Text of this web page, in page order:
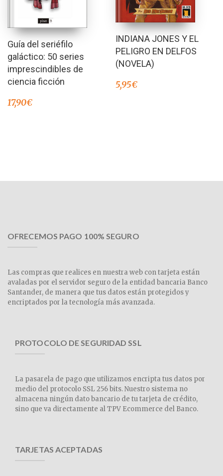
Guía del seriéfilo
galáctico: 50 series
imprescindibles de
ciencia ficción
17,90€
INDIANA JONES Y EL
PELIGRO EN DELFOS
(NOVELA)
5,95€
OFRECEMOS PAGO 100% SEGURO
Las compras que realices en nuestra web con tarjeta están
avaladas por el servidor seguro de la entidad bancaria Banco
Santander, de manera que tus datos están protegidos y
encriptados por la tecnología más avanzada.
PROTOCOLO DE SEGURIDAD SSL
La pasarela de pago que utilizamos encripta tus datos por
medio del protocolo SSL 256 bits. Nuestro sistema no
almacena ningún dato bancario de tu tarjeta de crédito,
sino que va directamente al TPV Ecommerce del Banco.
TARJETAS ACEPTADAS